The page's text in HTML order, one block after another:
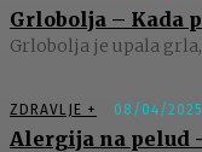
Grlobolja – Kada
Grlobolja je upala
ZDRAVLJE + 08/04/2025
Alergija na pelud